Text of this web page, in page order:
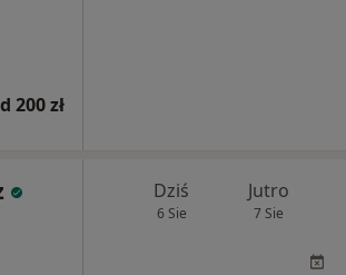
200 zł
Dziś
6 Sie
Jutro
7 Sie